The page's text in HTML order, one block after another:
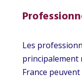
Les
principalement
France